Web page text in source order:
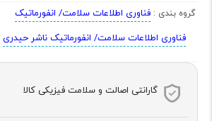
گروه بندی : فناوری اطلاعات سلامت/ انفورماتیک
فناوری اطلاعات سلامت/ انفورماتیک ناشر حیدری
گارانتی اصالت و سلامت فیزیکی کالا